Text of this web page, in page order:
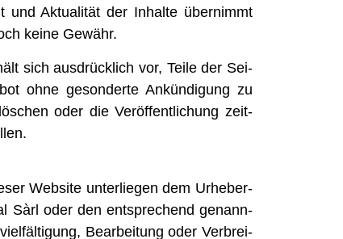
und Aktua­li­tät der Inhalte über­nimmt
keine Gewähr.
sich aus­drück­lich vor, Teile der Sei­
ohne geson­derte Ankün­di­gung zu
oder die Ver­öf­fent­li­chung zeit­
Web­site unter­lie­gen dem Urhe­ber­
Sàrl oder den ent­spre­chend genann­
Bear­bei­tung oder Ver­brei­